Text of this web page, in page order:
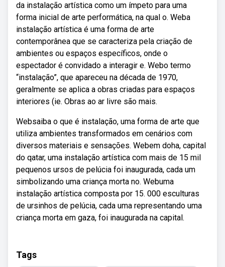
da instalação artística como um ímpeto para uma
forma inicial de arte performática, na qual o. Weba
instalação artística é uma forma de arte
contemporânea que se caracteriza pela criação de
ambientes ou espaços específicos, onde o
espectador é convidado a interagir e. Webo termo
“instalação”, que apareceu na década de 1970,
geralmente se aplica a obras criadas para espaços
interiores (ie. Obras ao ar livre são mais.
Websaiba o que é instalação, uma forma de arte que
utiliza ambientes transformados em cenários com
diversos materiais e sensações. Webem doha, capital
do qatar, uma instalação artística com mais de 15 mil
pequenos ursos de pelúcia foi inaugurada, cada um
simbolizando uma criança morta no. Webuma
instalação artística composta por 15. 000 esculturas
de ursinhos de pelúcia, cada uma representando uma
criança morta em gaza, foi inaugurada na capital.
Tags